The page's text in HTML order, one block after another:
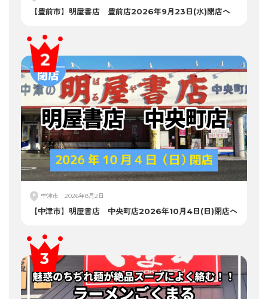
【豊前市】明屋書店 豊前店2026年9月23日(水)閉店へ
中津市 2026年8月2日
【中津市】明屋書店 中央町店2026年10月4日(日)閉店へ